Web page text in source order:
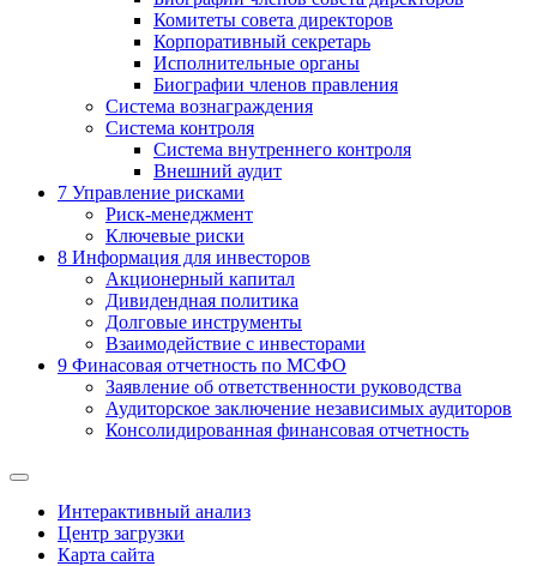
Комитеты совета директоров
Корпоративный секретарь
Исполнительные органы
Биографии членов правления
Система вознаграждения
Система контроля
Система внутреннего контроля
Внешний аудит
7 Управление рисками
Риск-менеджмент
Ключевые риски
8 Информация для инвесторов
Акционерный капитал
Дивидендная политика
Долговые инструменты
Взаимодействие с инвеcторами
9 Финасовая отчетность по МСФО
Заявление об ответственности руководства
Аудиторское заключение независимых аудиторов
Консолидированная финансовая отчетность
Интерактивный анализ
Центр загрузки
Карта сайта